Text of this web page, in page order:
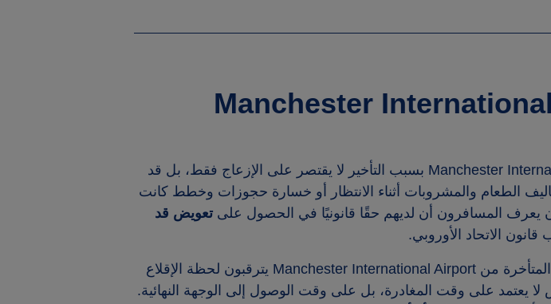
التعويض عن تأخير Manchester International
Manchester بسبب التأخير لا يقتصر على الإزعاج فقط، بل قد
الطعام والمشروبات أثناء الانتظار أو خسارة حجوزات وخطط كانت
يعرف المسافرون أن لديهم حقًا قانونيًا في الحصول على تعويض قد
الاتحاد الأوروبي.
من Manchester International Airport يترقبون لحظة الإقلاع
لا يعتمد على وقت المغادرة، بل على وقت الوصول إلى الوجهة النهائية.